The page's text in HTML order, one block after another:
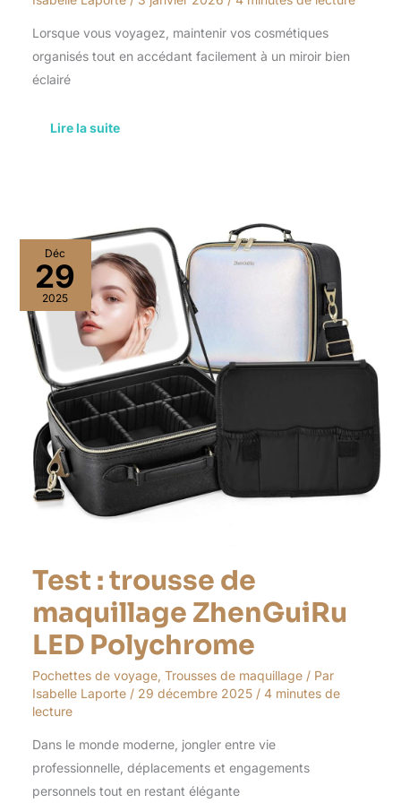
Lorsque vous voyagez, maintenir vos cosmétiques
organisés tout en accédant facilement à un miroir bien
éclairé
Lire la suite
Déc
29
2025
Test : trousse de
maquillage ZhenGuiRu
LED Polychrome
Pochettes de voyage, Trousses de maquillage/ Par
Isabelle Laporte / 29 décembre 2025 / 4 minutes de
lecture
Dans le monde moderne, jongler entre vie
professionnelle, déplacements et engagements
personnels tout en restant élégante
Test
:
trousse
de
maquillage
ZhenGuiRu
Polychrome